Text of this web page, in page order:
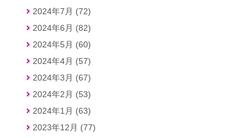
2024年7月 (72)
2024年6月 (82)
2024年5月 (60)
2024年4月 (57)
2024年3月 (67)
2024年2月 (53)
2024年1月 (63)
2023年12月 (77)